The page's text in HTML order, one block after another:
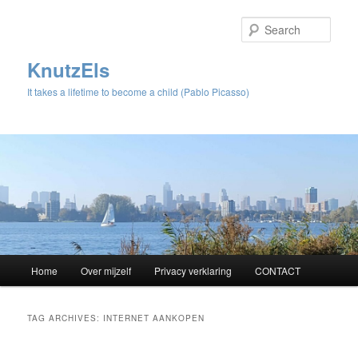
KnutzEls
It takes a lifetime to become a child (Pablo Picasso)
Skip
Skip
Home Over mijzelf Privacy verklaring CONTACT
TAG ARCHIVES: INTERNET AANKOPEN